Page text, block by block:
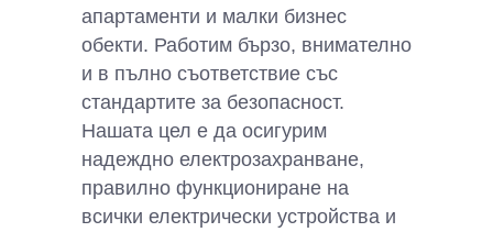
апартаменти и малки бизнес
обекти. Работим бързо, внимателно
и в пълно съответствие със
стандартите за безопасност.
Нашата цел е да осигурим
надеждно електрозахранване,
правилно функциониране на
всички електрически устройства и